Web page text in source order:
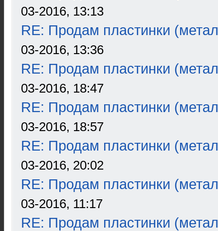
03-2016, 13:13
RE: Продам пластинки
03-2016, 13:36
RE: Продам пластинки
03-2016, 18:47
RE: Продам пластинки
03-2016, 18:57
RE: Продам пластинки
03-2016, 20:02
RE: Продам пластинки
03-2016, 11:17
RE: Продам пластинки